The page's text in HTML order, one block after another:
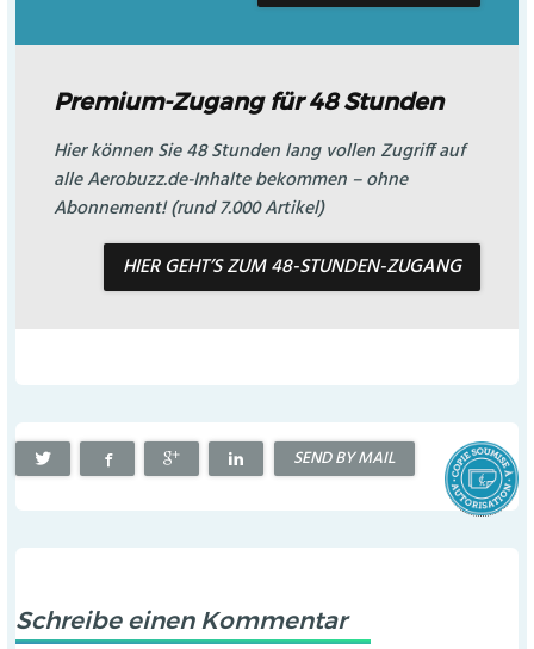
Premium-Zugang für 48 Stunden
Hier können Sie 48 Stunden lang vollen Zugriff auf
alle Aerobuzz.de-Inhalte bekommen – ohne
Abonnement! (rund 7.000 Artikel)
HIER GEHT’S ZUM 48-STUNDEN-ZUGANG
SEND BY MAIL
Schreibe einen Kommentar